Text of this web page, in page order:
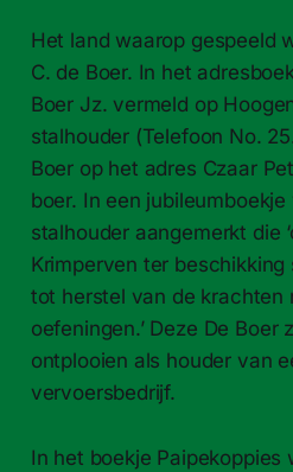
Het land waarop gespeeld
C. de Boer. In het
Boer Jz. vermeld op
stalhouder (Telefoon No.
Boer op het adres Czaar
boer. In een
stalhouder aangemerkt die
Krimperven ter beschikking
tot herstel van de krachten
oefeningen.’ Deze De Boer
ontplooien als houder van
vervoersbedrijf.
In het boekje Paipekoppies